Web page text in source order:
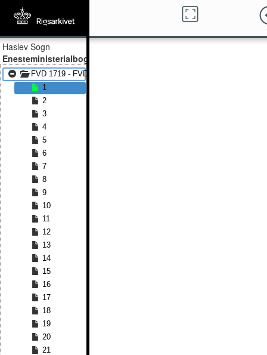
Haslev Sogn
Enesteministerialbog
FVD 1719 - FVD 1813
1
2
3
4
5
6
7
8
9
10
11
12
13
14
15
16
17
18
19
20
21